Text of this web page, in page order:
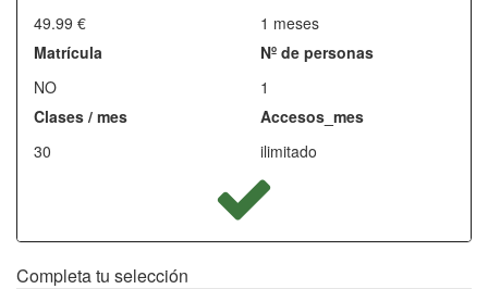
49.99 €
1 meses
Matrícula
NO
Nº de personas
1
Clases / mes
30
Accesos_mes
ilimitado
Completa tu selección